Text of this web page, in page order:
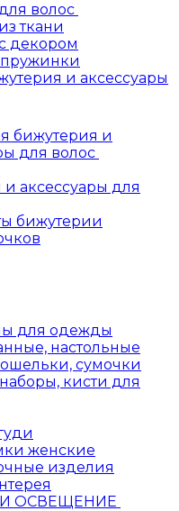
волос
ткани
декором
и аксессуары
бижутерия и
для волос
аксессуары для
бижутерии
для одежды
настольные
сумочки
кисти для
женские
изделия
ОСВЕЩЕНИЕ